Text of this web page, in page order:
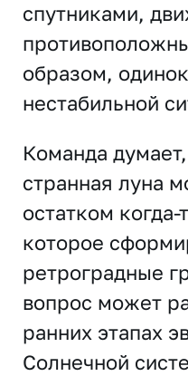
спутниками,
образом,
нестабильной
Команда
странная луна
остатком
которое
ретроградные
вопрос может
ранних этапах
Солнечной